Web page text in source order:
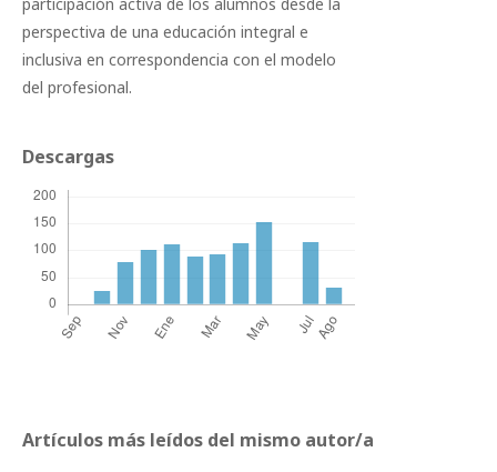
perspectiva de una educación integral e
inclusiva en correspondencia con el modelo
del profesional.
Descargas
Artículos más leídos del mismo autor/a